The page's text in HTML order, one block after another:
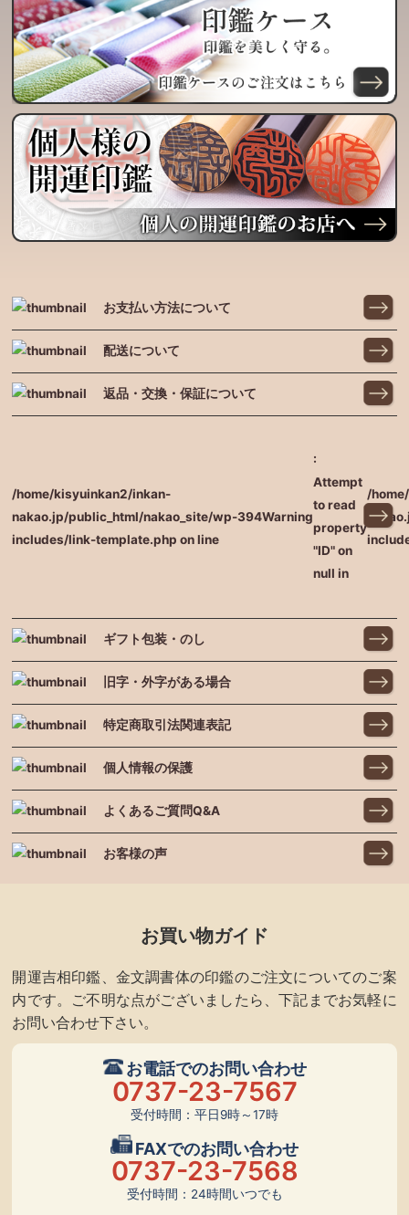
お支払い方法について
配送について
返品・交換・保証について
/home/kisyuinkan2/inkan-
nakao.jp/public_html/nakao_site/wp-
includes/link-template.php on line
394Warning
:
Attempt
to read
property
"ID" on
null in
/
ギフト包装・のし
旧字・外字がある場合
特定商取引法関連表記
個人情報の保護
よくあるご質問Q&A
お客様の声
お買い物ガイド
開運吉相印鑑、金文調書体の印鑑のご注文についてのご案
内です。ご不明な点がございましたら、下記までお気軽に
お問い合わせ下さい。
お電話でのお問い合わせ
0737-23-7567
受付時間：平日9時～17時
FAXでのお問い合わせ
0737-23-7568
受付時間：24時間いつでも